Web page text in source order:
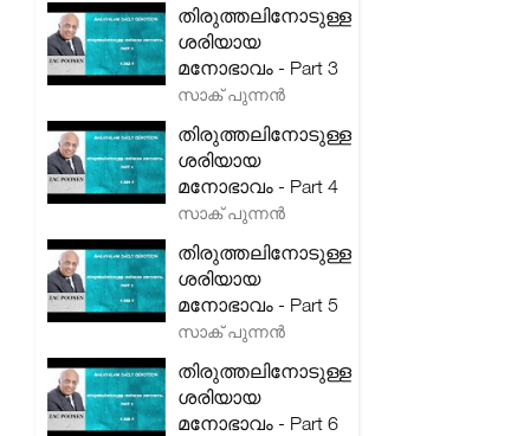
തിരുത്തലിനോടുള്ള
ശരിയായ
മനോഭാവം - Part 3
സാക് പുന്നൻ
തിരുത്തലിനോടുള്ള
ശരിയായ
മനോഭാവം - Part 4
സാക് പുന്നൻ
തിരുത്തലിനോടുള്ള
ശരിയായ
മനോഭാവം - Part 5
സാക് പുന്നൻ
തിരുത്തലിനോടുള്ള
ശരിയായ
മനോഭാവം - Part 6